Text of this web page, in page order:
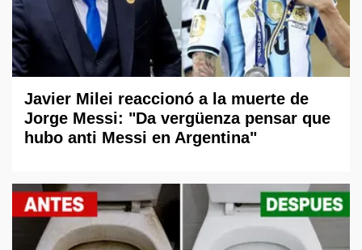
Javier Milei reaccionó a la muerte de
Jorge Messi: "Da vergüenza pensar que
hubo anti Messi en Argentina"